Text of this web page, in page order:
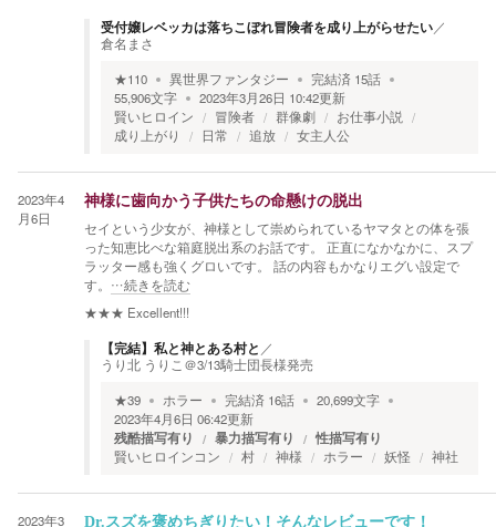
受付嬢レベッカは落ちこぼれ冒険者を成り上がらせたい／
倉名まさ
★110 異世界ファンタジー 完結済 15話
55,906文字 2023年3月26日 10:42更新
賢いヒロイン
冒険者 群像劇
お仕事小説
成り上がり
日常 追放 女主人公
2023年4
月6日
神様に歯向かう子供たちの命懸けの脱出
セイという少女が、神様として崇められているヤマタとの体を張
った知恵比べな箱庭脱出系のお話です。 正直になかなかに、スプ
ラッター感も強くグロいです。 話の内容もかなりエグい設定で
す。 …続きを読む
★★★ Excellent!!!
【完結】私と神とある村と ／
うり北 うりこ＠3/13騎士団長様発売
★39 ホラー 完結済 16話 20,699文字
2023年4月6日 06:42更新
残酷描写有り 暴力描写有り 性描写有り
賢いヒロインコン 村 神様 ホラー 妖怪 神社
2023年3
Dr.スズを褒めちぎりたい！そんなレビューです！